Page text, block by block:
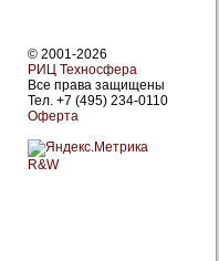
© 2001-2026
РИЦ Техносфера
Все права защищены
Тел. +7 (495) 234-0110
Оферта
R&W